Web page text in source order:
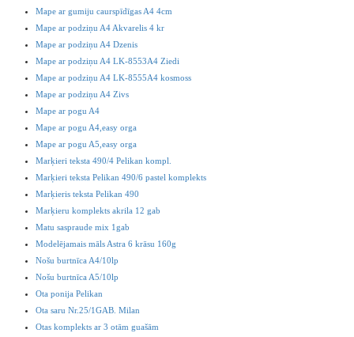
Mape ar gumiju caurspīdīgas A4 4cm
Mape ar podziņu A4 Akvarelis 4 kr
Mape ar podziņu A4 Dzenis
Mape ar podziņu A4 LK-8553A4 Ziedi
Mape ar podziņu A4 LK-8555A4 kosmoss
Mape ar podziņu A4 Zivs
Mape ar pogu A4
Mape ar pogu A4,easy orga
Mape ar pogu A5,easy orga
Marķieri teksta 490/4 Pelikan kompl.
Marķieri teksta Pelikan 490/6 pastel komplekts
Marķieris teksta Pelikan 490
Marķieru komplekts akrila 12 gab
Matu saspraude mix 1gab
Modelējamais māls Astra 6 krāsu 160g
Nošu burtnīca A4/10lp
Nošu burtnīca A5/10lp
Ota ponija Pelikan
Ota saru Nr.25/1GAB. Milan
Otas komplekts ar 3 otām guašām